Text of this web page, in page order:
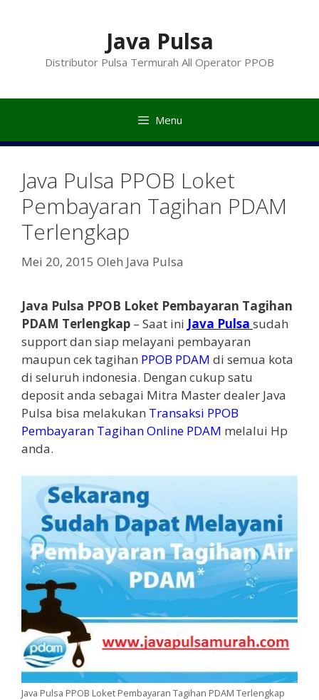
Java Pulsa
Distributor Pulsa Termurah All Operator PPOB
Menu
Java Pulsa PPOB Loket
Pembayaran Tagihan PDAM
Terlengkap
Mei 20, 2015 Oleh Java Pulsa
Java Pulsa PPOB Loket Pembayaran Tagihan
PDAM Terlengkap – Saat ini Java Pulsa sudah
support dan siap melayani pembayaran
maupun cek tagihan PPOB PDAM di semua kota
di seluruh indonesia. Dengan cukup satu
deposit anda sebagai Mitra Master dealer Java
Pulsa bisa melakukan Transaksi PPOB
Pembayaran Tagihan Online PDAM melalui Hp
anda.
Java Pulsa PPOB Loket Pembayaran Tagihan PDAM Terlengkap